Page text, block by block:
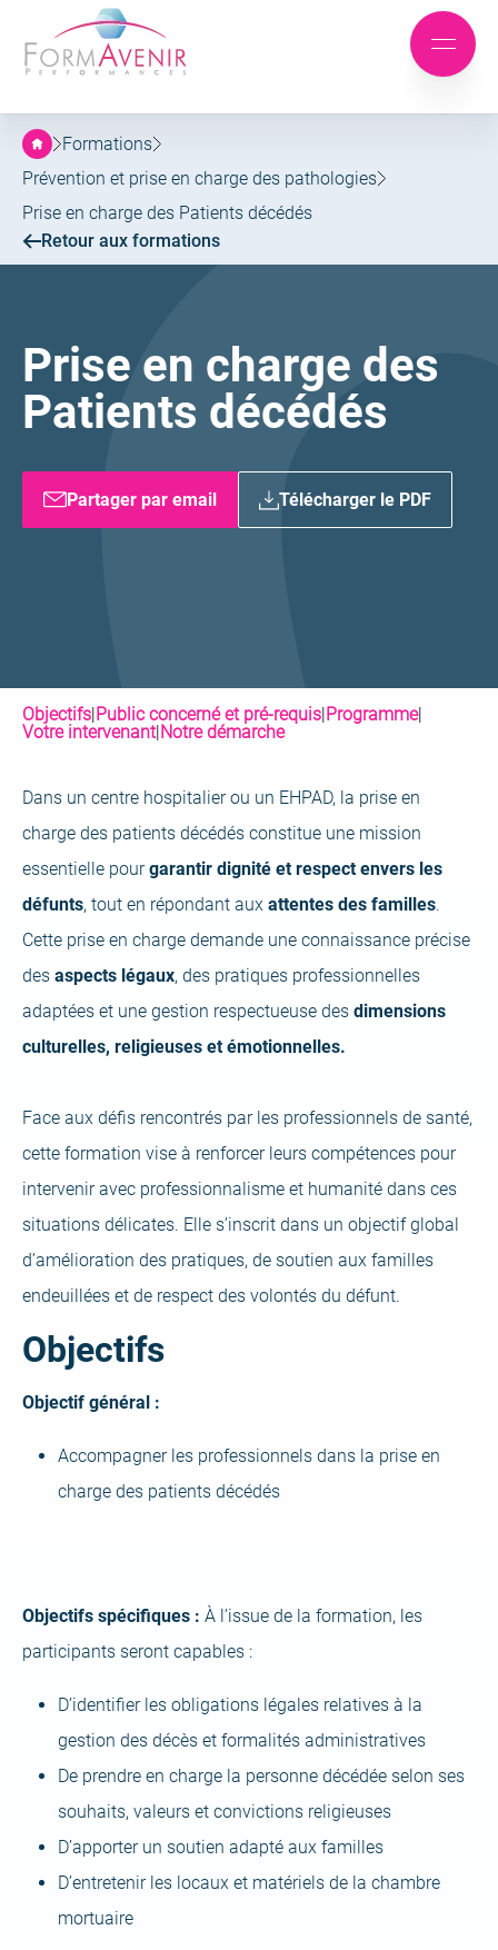
Aller
au
menu
Aller
au
contenu
Formavenir
Performances
Mobile
menu
Formations
Prévention et prise en charge des pathologies
Prise en charge des Patients décédés
Retour aux formations
Prise en charge des
Patients décédés
Partager par email Télécharger le PDF
Objectifs|Public concerné et pré-requis|Programme|
Votre intervenant|Notre démarche
Dans un centre hospitalier ou un EHPAD, la prise en
charge des patients décédés constitue une mission
essentielle pourgarantir dignité et respect envers les
défunts, tout en répondant aux attentes des familles.
Cette prise en charge demande une connaissance précise
des aspects légaux, des pratiques professionnelles
adaptées et une gestion respectueuse des dimensions
culturelles, religieuses et émotionnelles.
Face aux défis rencontrés par les professionnels de santé,
cette formation vise à renforcer leurs compétences pour
intervenir avec professionnalisme et humanité dans ces
situations délicates. Elle s’inscrit dans un objectif global
d’amélioration des pratiques, de soutien aux familles
endeuillées et de respect des volontés du défunt.
Objectifs
Objectif général :
Accompagner les professionnels dans la prise en
charge des patients décédés
Objectifs spécifiques : À l’issue de la formation, les
participants seront capables :
D’identifier les obligations légales relatives à la
gestion des décès et formalités administratives
De prendre en charge la personne décédée selon ses
souhaits, valeurs et convictions religieuses
D’apporter un soutien adapté aux familles
D’entretenir les locaux et matériels de la chambre
mortuaire